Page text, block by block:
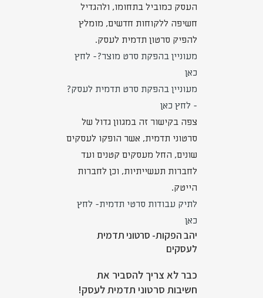
העסק כמוביל בתחומו, ולהגדיל
חשיפה ללקוחות חדשים, מומלץ
להפיק סרטון תדמית לעסק.
מעוניין בהפקת סרט מוצר?- לחץ
כאן
מעוניין בהפקת סרט תדמית לעסק?
- לחץ כאן
צפה בקישור זה במגוון גדול של
סרטוני תדמית, אשר הופקו לעסקים
שונים, החל מעסקים קטנים ועד
לחברות תעשייתיות, וכן לחברות
הייטק.
לתיק עבודות סרטי תדמית- לחץ
כאן
יהב הפקות- סרטוני תדמית
לעסקים
כבר לא צריך להסביר את
חשיבות סרטוני תדמית לעסק!